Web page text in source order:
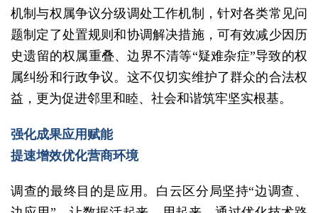
机制与权属争议分级调处工作机制，针对各类常见问
题制定了处置规则和协调解决措施，可有效减少因历
史遗留的权属重叠、边界不清等“疑难杂症”导致的权
属纠纷和行政争议。这不仅切实维护了群众的合法权
益，更为促进邻里和睦、社会和谐筑牢坚实根基。
强化成果应用赋能
提速增效优化营商环境
调查的最终目的是应用。白云区分局坚持“边调查、